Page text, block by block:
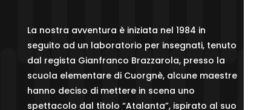
La nostra avventura è iniziata nel 1984 in
seguito ad un laboratorio per insegnati, tenuto
dal regista Gianfranco Brazzarola, presso la
scuola elementare di Cuorgnè, alcune maestre
hanno deciso di mettere in scena uno
spettacolo dal titolo “Atalanta”, ispirato al suo